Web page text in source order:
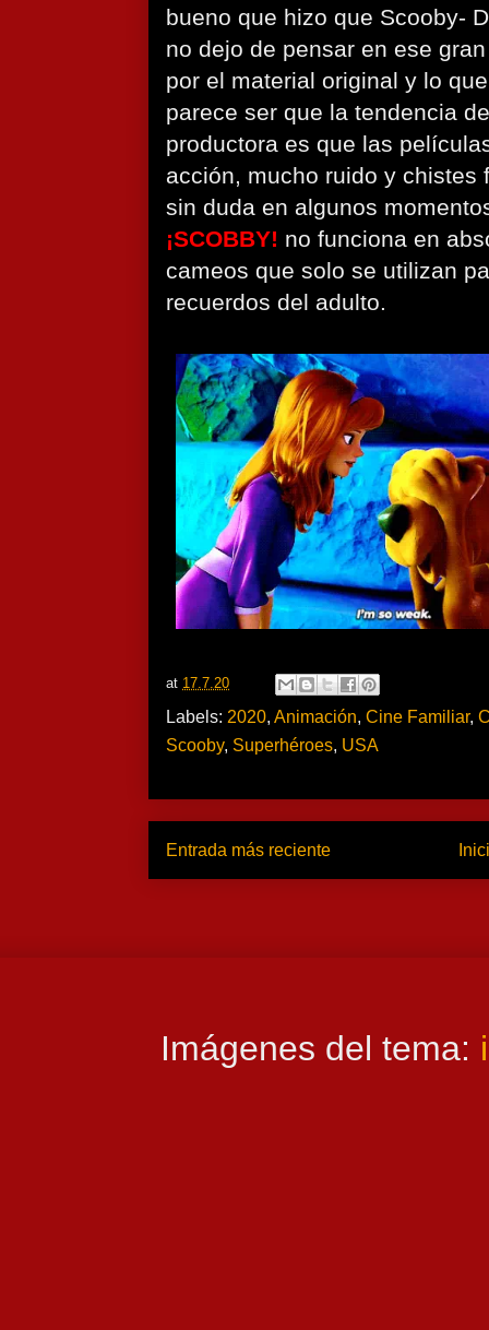
bueno que hizo que Scooby-
no dejo de pensar en ese
por el material original y lo
parece ser que la tendencia
productora es que las
acción, mucho ruido y chistes
sin duda en algunos
¡SCOBBY! no funciona en
cameos que solo se utilizan
recuerdos del adulto.
at 17.7.20
Labels: 2020, Animación, Cine Familiar,
Scooby, Superhéroes, USA
Entrada más reciente
Imágenes del tema: